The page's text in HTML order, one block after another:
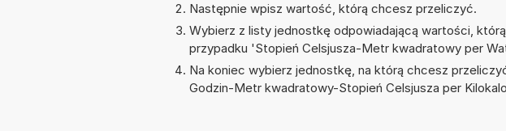
Następnie wpisz wartość, którą chcesz przeliczyć.
Wybierz z listy jednostkę odpowiadającą wartości,
przypadku 'Stopień Celsjusza-Metr kwadratowy per
Na koniec wybierz jednostkę, na którą chcesz
Godzin-Metr kwadratowy-Stopień Celsjusza per